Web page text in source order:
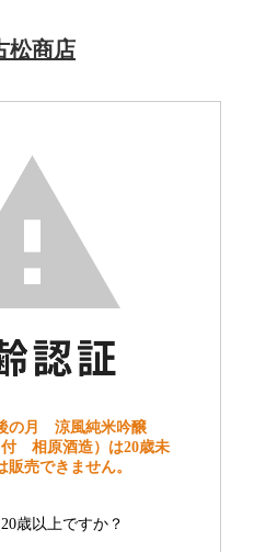
松商店
の月 涼風純米吟醸
付 相原酒造）は20歳未
販売できません。
歳以上ですか？